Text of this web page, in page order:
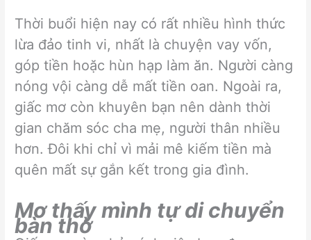
Thời buổi hiện nay có rất nhiều hình thức
lừa đảo tinh vi, nhất là chuyện vay vốn,
góp tiền hoặc hùn hạp làm ăn. Người càng
nóng vội càng dễ mất tiền oan. Ngoài ra,
giấc mơ còn khuyên bạn nên dành thời
gian chăm sóc cha mẹ, người thân nhiều
hơn. Đôi khi chỉ vì mải mê kiếm tiền mà
quên mất sự gắn kết trong gia đình.
Mơ thấy mình tự di chuyển
bàn thờ